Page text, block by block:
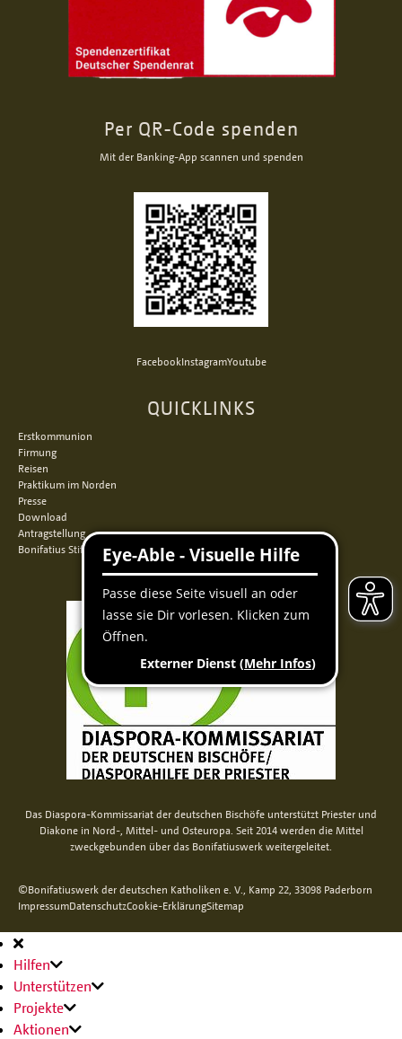
Per QR-Code spenden
Mit der Banking-App scannen und spenden
FacebookInstagramYoutube
QUICKLINKS
Erstkommunion
Firmung
Reisen
Praktikum im Norden
Presse
Download
Antragstellung
Bonifatius Stiftungszentrum
Das Diaspora-Kommissariat der deutschen Bischöfe unterstützt Priester und
Diakone in Nord-, Mittel- und Osteuropa. Seit 2014 werden die Mittel
zweckgebunden über das Bonifatiuswerk weitergeleitet.
©Bonifatiuswerk der deutschen Katholiken e. V., Kamp 22, 33098 Paderborn
ImpressumDatenschutzCookie-ErklärungSitemap
Hauptnavigation
Hilfen
Unterstützen
Projekte
Aktionen